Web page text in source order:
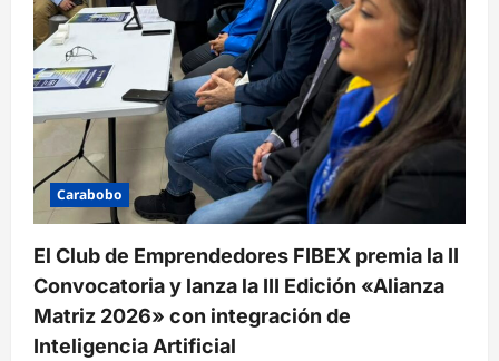
Carabobo
El Club de Emprendedores FIBEX premia la II
Convocatoria y lanza la III Edición «Alianza
Matriz 2026» con integración de
Inteligencia Artificial